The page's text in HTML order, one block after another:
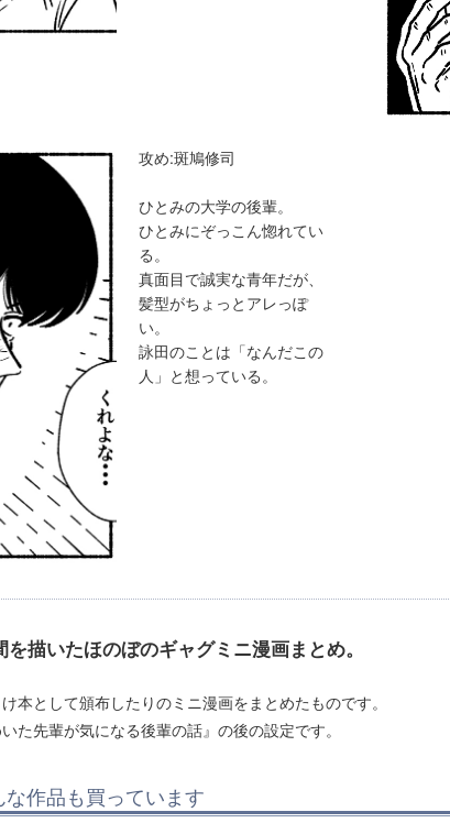
攻め:斑鳩修司
ひとみの大学の後輩。
ひとみにぞっこん惚れてい
る。
真面目で誠実な青年だが、
髪型がちょっとアレっぽ
い。
詠田のことは「なんだこの
人」と想っている。
描いたほのぼのギャグミニ漫画まとめ。
本として頒布したりのミニ漫画をまとめたものです。
た先輩が気になる後輩の話』の後の設定です。
作品も買っています